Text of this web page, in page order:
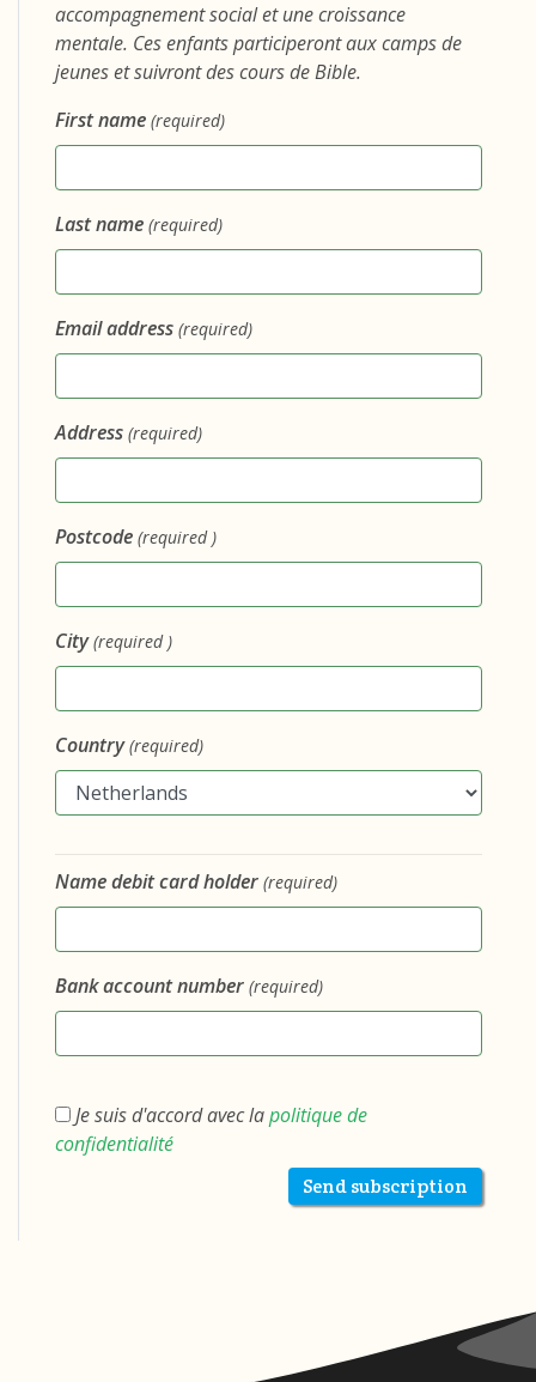
accompagnement social et une croissance
mentale. Ces enfants participeront aux camps de
jeunes et suivront des cours de Bible.
First name (required)
Last name (required)
Email address (required)
Address (required)
Postcode (required )
City (required )
Country(required)
Name debit card holder (required)
Bank account number (required)
Je suis d'accord avec lapolitique de
confidentialité
Send subscription